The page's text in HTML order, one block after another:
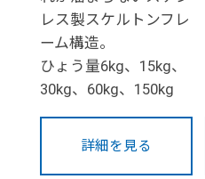
レス製スケルトンフレ
ーム構造。
ひょう量6kg、15kg、
30kg、60kg、150kg
詳細を見る